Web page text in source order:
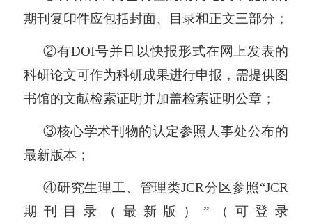
期刊复印件应包括封面、目录和正文三部分；
②有DOI号并且以快报形式在网上发表的
科研论文可作为科研成果进行申报，需提供图
书馆的文献检索证明并加盖检索证明公章；
③核心学术刊物的认定参照人事处公布的
最新版本；
④研究生理工、管理类JCR分区参照“JCR
期刊目录（最新版）”（可登录